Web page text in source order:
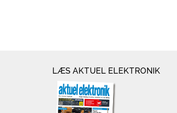
LÆS AKTUEL ELEKTRONIK